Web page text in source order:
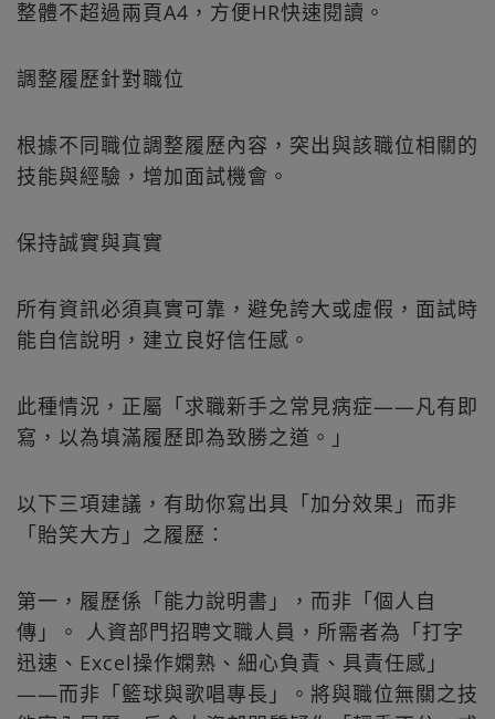
整體不超過兩頁A4，方便HR快速閱讀。
調整履歷針對職位
根據不同職位調整履歷內容，突出與該職位相關的
技能與經驗，增加面試機會。
保持誠實與真實
所有資訊必須真實可靠，避免誇大或虛假，面試時
能自信說明，建立良好信任感。
此種情況，正屬「求職新手之常見病症——凡有即
寫，以為填滿履歷即為致勝之道。」
以下三項建議，有助你寫出具「加分效果」而非
「貽笑大方」之履歷：
第一，履歷係「能力說明書」，而非「個人自
傳」。 人資部門招聘文職人員，所需者為「打字
迅速、Excel操作嫻熟、細心負責、具責任感」
——而非「籃球與歌唱專長」。將與職位無關之技